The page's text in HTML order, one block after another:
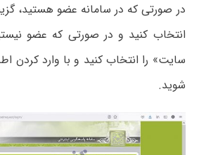
در صورتی که در سامانه عضو هستید،
انتخاب کنید و در صورتی که عضو
سایت» را انتخاب کنید و با وارد کردن
شوید.